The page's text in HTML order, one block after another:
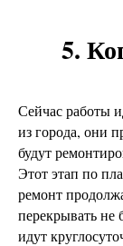
5.
Сейчас работы
из города, они
будут
Этот этап по
ремонт
перекрывать не
идут